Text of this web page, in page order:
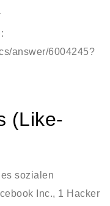
answer/6004245?
(Like-
sozialen
Inc., 1 Hacker